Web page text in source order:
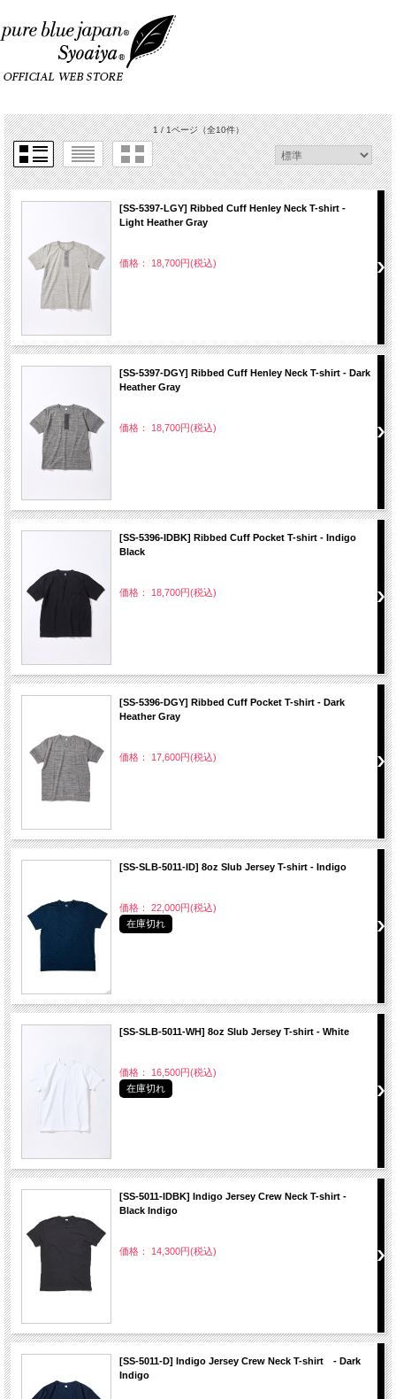
1 / 1ページ（全10件）
[SS-5397-LGY] Ribbed Cuff Henley Neck T-shirt -
Light Heather Gray
価格： 18,700円(税込)
[SS-5397-DGY] Ribbed Cuff Henley Neck T-shirt - Dark
Heather Gray
価格： 18,700円(税込)
[SS-5396-IDBK] Ribbed Cuff Pocket T-shirt - Indigo
Black
価格： 18,700円(税込)
[SS-5396-DGY] Ribbed Cuff Pocket T-shirt - Dark
Heather Gray
価格： 17,600円(税込)
[SS-SLB-5011-ID] 8oz Slub Jersey T-shirt - Indigo
価格： 22,000円(税込)
在庫切れ
[SS-SLB-5011-WH] 8oz Slub Jersey T-shirt - White
価格： 16,500円(税込)
在庫切れ
[SS-5011-IDBK] Indigo Jersey Crew Neck T-shirt -
Black Indigo
価格： 14,300円(税込)
[SS-5011-D] Indigo Jersey Crew Neck T-shirt - Dark
Indigo